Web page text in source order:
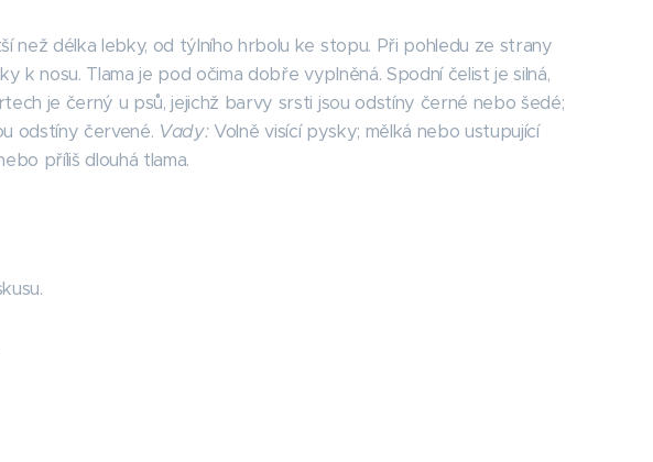
než délka lebky, od týlního hrbolu ke stopu. Při pohledu ze strany
k nosu. Tlama je pod očima dobře vyplněná. Spodní čelist je silná,
je černý u psů, jejichž barvy srsti jsou odstíny černé nebo šedé;
odstíny červené. Vady:Volně visící pysky; mělká nebo ustupující
příliš dlouhá tlama.